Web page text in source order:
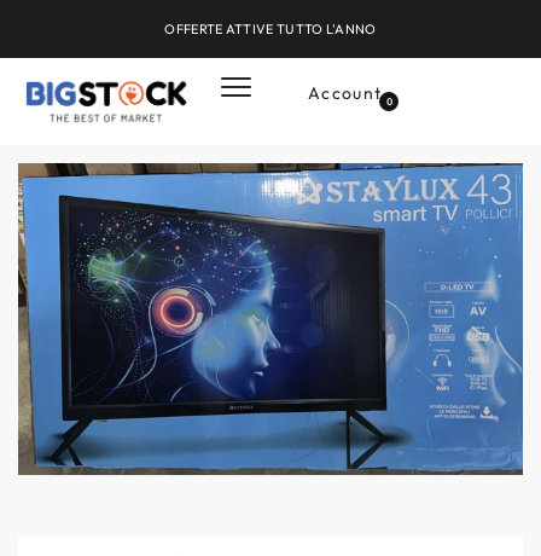
OFFERTE ATTIVE TUTTO L'ANNO
Account 0